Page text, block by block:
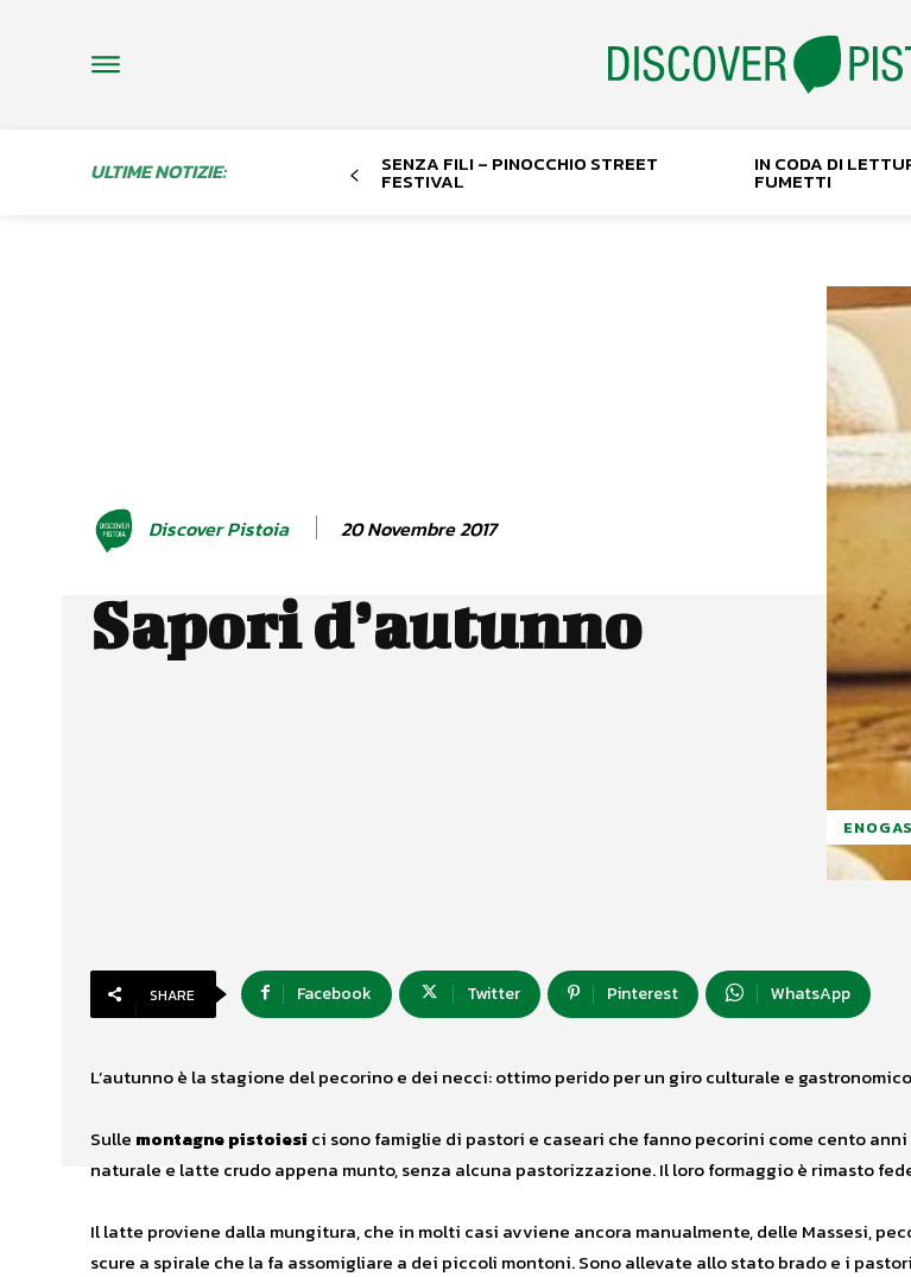
ULTIME NOTIZIE: SENZA FILI – PINOCCHIO STREET
FESTIVAL
IN CODA DI
FUMETTI
Discover Pistoia 20 Novembre 2017
Sapori d’autunno
SHARE Facebook Twitter Pinterest WhatsApp
L’autunno è la stagione del pecorino e dei necci: ottimo perido per un giro culturale e
Sulle montagne pistoiesi ci sono famiglie di pastori e caseari che fanno pecorini come cento anni
naturale e latte crudo appena munto, senza alcuna pastorizzazione. Il loro formaggio è rimasto
Il latte proviene dalla mungitura, che in molti casi avviene ancora manualmente, delle Massesi,
scure a spirale che la fa assomigliare a dei piccoli montoni. Sono allevate allo stato brado e i